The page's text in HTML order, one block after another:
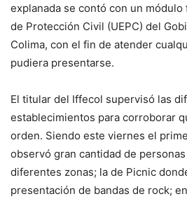
explanada se contó con un módulo
de Protección Civil (UEPC) del
Colima, con el fin de atender
pudiera presentarse.
El titular del Iffecol supervisó las
establecimientos para corroborar
orden. Siendo este viernes el
observó gran cantidad de
diferentes zonas; la de Picnic
presentación de bandas de rock;